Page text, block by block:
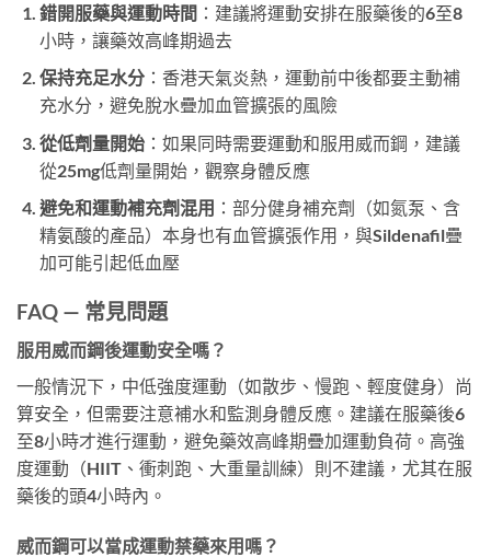
錯開服藥與運動時間 ：建議將運動安排在服藥後的6至8
小時，讓藥效高峰期過去
保持充足水分：香港天氣炎熱，運動前中後都要主動補
充水分，避免脫水疊加血管擴張的風險
從低劑量開始：如果同時需要運動和服用威而鋼，建議
從25mg低劑量開始，觀察身體反應
避免和運動補充劑混用 ：部分健身補充劑（如氮泵、含
精氨酸的產品）本身也有血管擴張作用，與Sildenafil疊
加可能引起低血壓
FAQ — 常見問題
服用威而鋼後運動安全嗎？
一般情況下，中低強度運動（如散步、慢跑、輕度健身）尚
算安全，但需要注意補水和監測身體反應。建議在服藥後6
至8小時才進行運動，避免藥效高峰期疊加運動負荷。高強
度運動（HIIT、衝刺跑、大重量訓練）則不建議，尤其在服
藥後的頭4小時內。
威而鋼可以當成運動禁藥來用嗎？